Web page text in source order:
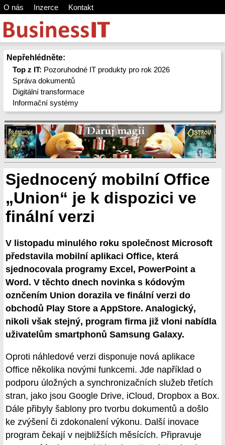
O nás Inzerce Kontakt
Nepřehlédněte:
Top z IT: Pozoruhodné IT produkty pro rok 2026
Správa dokumentů
Digitální transformace
Informační systémy
Sjednocený mobilní Office
„Union“ je k dispozici ve
finální verzi
V listopadu minulého roku společnost Microsoft
představila mobilní aplikaci Office, která
sjednocovala programy Excel, PowerPoint a
Word. V těchto dnech novinka s kódovým
oznčením Union dorazila ve finální verzi do
obchodů Play Store a AppStore. Analogický,
nikoli však stejný, program firma již vloni nabídla
uživatelům smartphonů Samsung Galaxy.
Oproti náhledové verzi disponuje nová aplikace
Office několika novými funkcemi. Jde například o
podporu úložných a synchronizačních služeb třetích
stran, jako jsou Google Drive, iCloud, Dropbox a Box.
Dále přibyly šablony pro tvorbu dokumentů a došlo
ke zvýšení či zdokonalení výkonu. Další inovace
program čekají v nejbližších měsících. Připravuje